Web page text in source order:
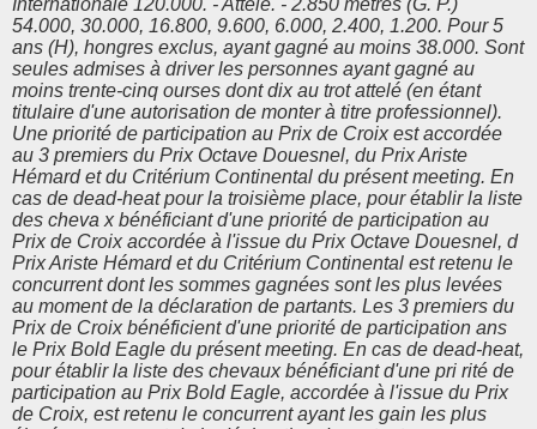
Internationale 120.000. - Attelé. - 2.850 mètres (G. P.)
54.000, 30.000, 16.800, 9.600, 6.000, 2.400, 1.200. Pour 5
ans (H), hongres exclus, ayant gagné au moins 38.000. Sont
seules admises à driver les personnes ayant gagné au
moins trente-cinq ourses dont dix au trot attelé (en étant
titulaire d'une autorisation de monter à titre professionnel).
Une priorité de participation au Prix de Croix est accordée
au 3 premiers du Prix Octave Douesnel, du Prix Ariste
Hémard et du Critérium Continental du présent meeting. En
cas de dead-heat pour la troisième place, pour établir la liste
des cheva x bénéficiant d'une priorité de participation au
Prix de Croix accordée à l'issue du Prix Octave Douesnel, d
Prix Ariste Hémard et du Critérium Continental est retenu le
concurrent dont les sommes gagnées sont les plus levées
au moment de la déclaration de partants. Les 3 premiers du
Prix de Croix bénéficient d'une priorité de participation ans
le Prix Bold Eagle du présent meeting. En cas de dead-heat,
pour établir la liste des chevaux bénéficiant d'une pri rité de
participation au Prix Bold Eagle, accordée à l'issue du Prix
de Croix, est retenu le concurrent ayant les gain les plus